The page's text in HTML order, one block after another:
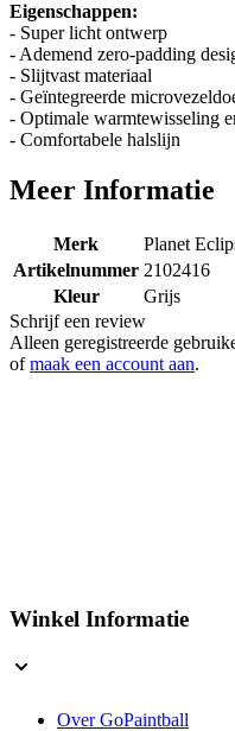
Eigenschappen:
- Super licht ontwerp
- Ademend zero-padding
- Slijtvast materiaal
- Geïntegreerde
- Optimale warmtewisseling
- Comfortabele halslijn
Meer Informatie
Merk
Planet
Artikelnummer 2102416
Kleur
Grijs
Schrijf een review
Alleen geregistreerde
ofmaak een account aan.
Winkel Informatie
Over GoPaintball